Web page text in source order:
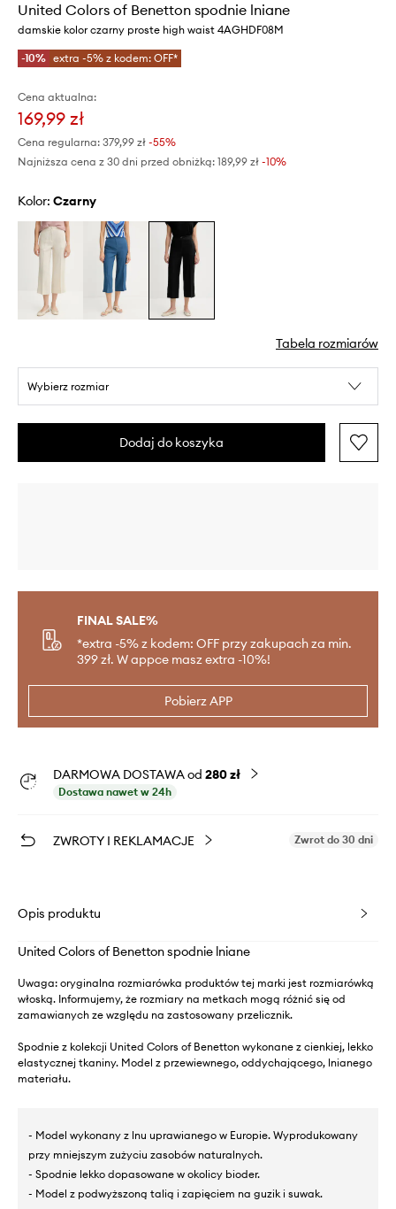
United Colors of Benetton spodnie lniane
damskie kolor czarny proste high waist 4AGHDF08M
-10% extra -5% z kodem: OFF*
Cena aktualna:
169,99 zł
Cena regularna: 379,99 zł -55%
Najniższa cena z 30 dni przed obniżką: 189,99 zł -10%
Kolor: czarny
Tabela rozmiarów
Wybierz rozmiar
Dodaj do koszyka
FINAL SALE%
*extra -5% z kodem: OFF przy zakupach za min.
399 zł. W appce masz extra -10%!
Pobierz APP
DARMOWA DOSTAWA od 280 zł
Dostawa nawet w 24h
ZWROTY I REKLAMACJE Zwrot do 30 dni
Opis produktu
United Colors of Benetton spodnie lniane
Uwaga: oryginalna rozmiarówka produktów tej marki jest rozmiarówką
włoską. Informujemy, że rozmiary na metkach mogą różnić się od
zamawianych ze względu na zastosowany przelicznik.
Spodnie z kolekcji United Colors of Benetton wykonane z cienkiej, lekko
elastycznej tkaniny. Model z przewiewnego, oddychającego, lnianego
materiału.
- Model wykonany z lnu uprawianego w Europie. Wyprodukowany
przy mniejszym zużyciu zasobów naturalnych.
- Spodnie lekko dopasowane w okolicy bioder.
- Model z podwyższoną talią i zapięciem na guzik i suwak.